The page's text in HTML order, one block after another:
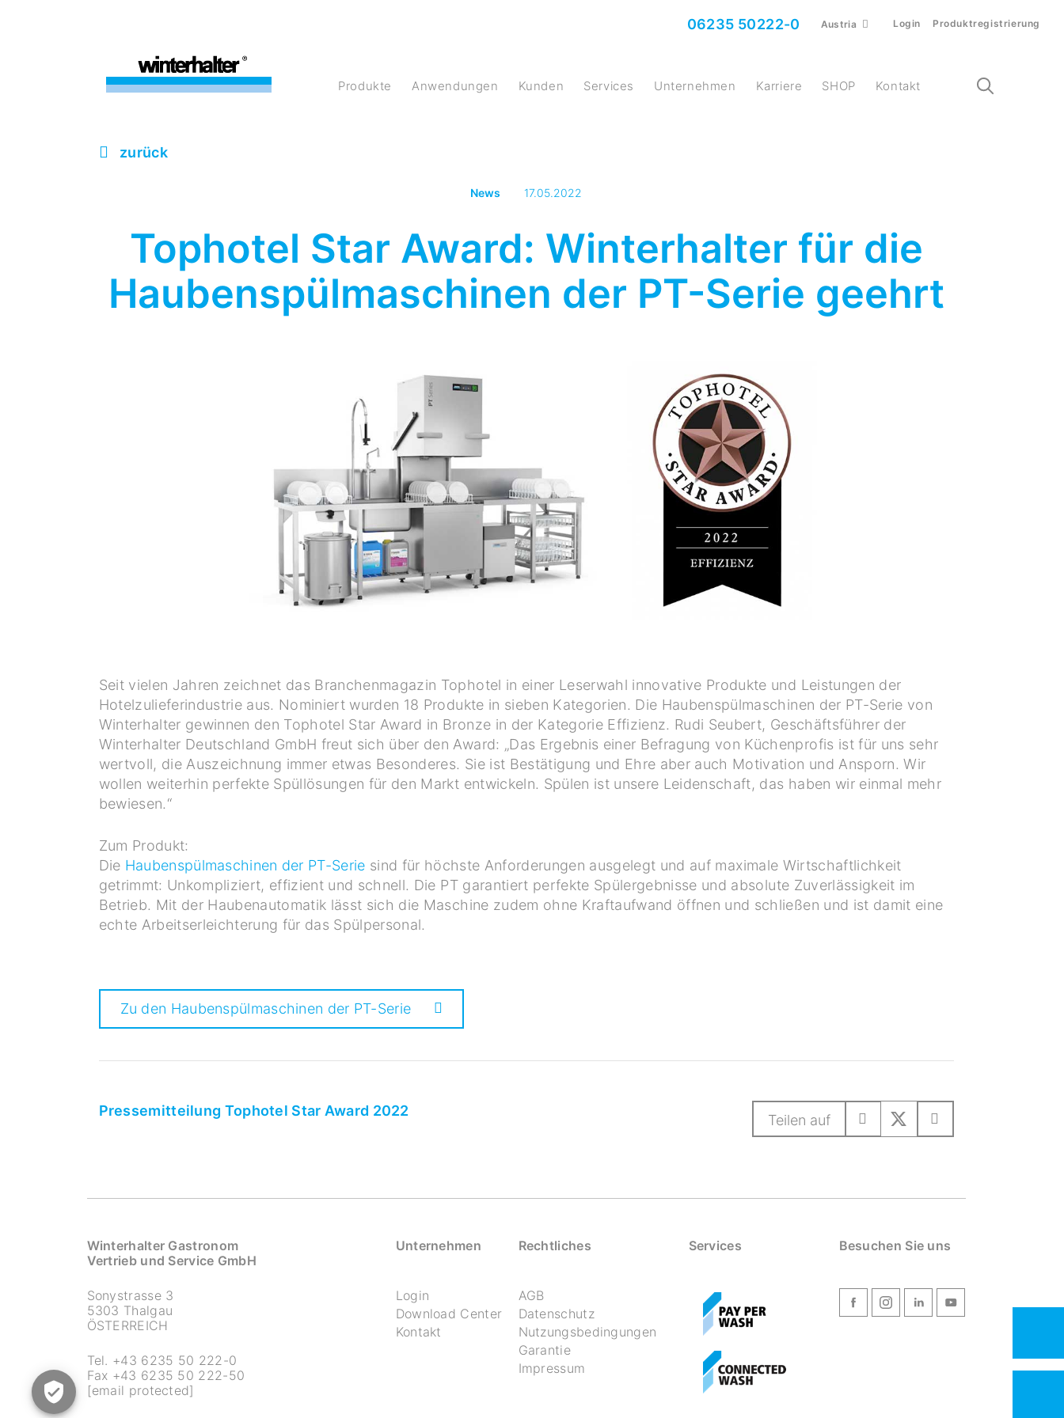
06235 50222-0 Austria Login Produktregistrierung
Produkte Anwendungen Kunden Services Unternehmen Karriere SHOP Kontakt
zurück
News 17.05.2022
Tophotel Star Award: Winterhalter für die
Haubenspülmaschinen der PT-Serie geehrt
Seit vielen Jahren zeichnet das Branchenmagazin Tophotel in einer Leserwahl innovative Produkte und Leistungen der
Hotelzulieferindustrie aus. Nominiert wurden 18 Produkte in sieben Kategorien. Die Haubenspülmaschinen der PT-Serie von
Winterhalter gewinnen den Tophotel Star Award in Bronze in der Kategorie Effizienz. Rudi Seubert, Geschäftsführer der
Winterhalter Deutschland GmbH freut sich über den Award: „Das Ergebnis einer Befragung von Küchenprofis ist für uns sehr
wertvoll, die Auszeichnung immer etwas Besonderes. Sie ist Bestätigung und Ehre aber auch Motivation und Ansporn. Wir
wollen weiterhin perfekte Spüllösungen für den Markt entwickeln. Spülen ist unsere Leidenschaft, das haben wir einmal mehr
bewiesen.“
Zum Produkt:
Die Haubenspülmaschinen der PT-Serie sind für höchste Anforderungen ausgelegt und auf maximale Wirtschaftlichkeit
getrimmt: Unkompliziert, effizient und schnell. Die PT garantiert perfekte Spülergebnisse und absolute Zuverlässigkeit im
Betrieb. Mit der Haubenautomatik lässt sich die Maschine zudem ohne Kraftaufwand öffnen und schließen und ist damit eine
echte Arbeitserleichterung für das Spülpersonal.
Zu den Haubenspülmaschinen der PT-Serie
Pressemitteilung Tophotel Star Award 2022
Teilen auf
Winterhalter Gastronom
Vertrieb und Service GmbH
Sonystrasse 3
5303 Thalgau
ÖSTERREICH
Tel. +43 6235 50 222-0
Fax +43 6235 50 222-50
[email protected]
Unternehmen
Login
Download Center
Kontakt
Rechtliches
AGB
Datenschutz
Nutzungsbedingungen
Garantie
Impressum
Services Besuchen Sie uns